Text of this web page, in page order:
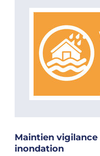
Maintien
inondation